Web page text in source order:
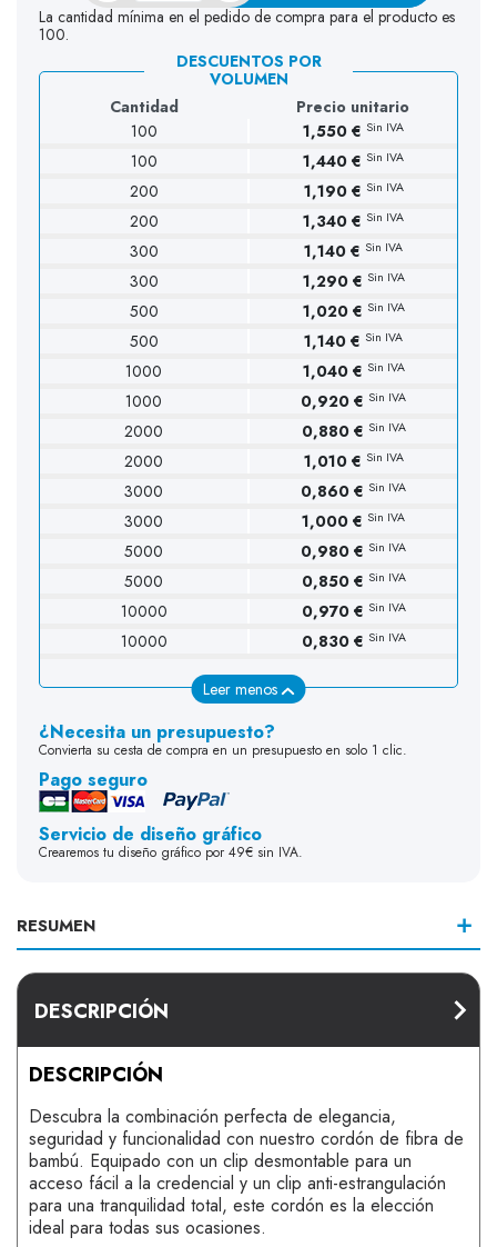
La cantidad mínima en el pedido de compra para el producto es
100.
DESCUENTOS POR
VOLUMEN
Cantidad
Precio unitario
100
1,550 € Sin IVA
100 1,440 € Sin IVA
200 1,190 € Sin IVA
200 1,340 € Sin IVA
300 1,140 € Sin IVA
300 1,290 € Sin IVA
500 1,020 € Sin IVA
500 1,140 € Sin IVA
1000 1,040 € Sin IVA
1000 0,920 € Sin IVA
2000 0,880 € Sin IVA
2000 1,010 € Sin IVA
3000 0,860 € Sin IVA
3000 1,000 € Sin IVA
5000 0,980 € Sin IVA
5000 0,850 € Sin IVA
10000 0,970 € Sin IVA
10000 0,830 € Sin IVA
Leer menos
¿Necesita un presupuesto?
Convierta su cesta de compra en un presupuesto en solo 1 clic.
Pago seguro
Servicio de diseño gráfico
Crearemos tu diseño gráfico por 49€ sin IVA.
RESUMEN
DESCRIPCIÓN
DESCRIPCIÓN
Descubra la combinación perfecta de elegancia,
seguridad y funcionalidad con nuestro cordón de fibra de
bambú. Equipado con un clip desmontable para un
acceso fácil a la credencial y un clip anti-estrangulación
para una tranquilidad total, este cordón es la elección
ideal para todas sus ocasiones.